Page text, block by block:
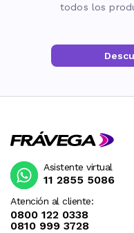
todos los
Atención al cliente:
0800 122 0338
0810 999 3728
Asistente virtual
11 2855 5086